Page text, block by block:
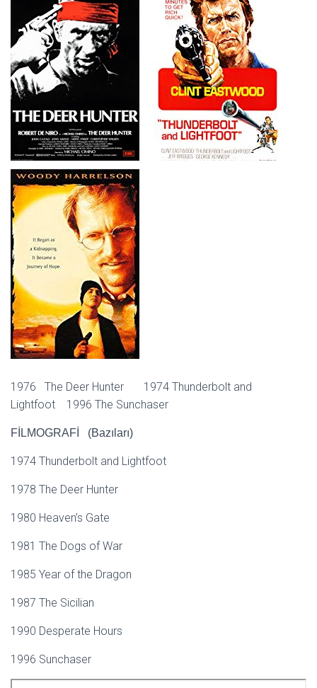
1976 The Deer Hunter 1974 Thunderbolt and
Lightfoot 1996 The Sunchaser
FİLMOGRAFİ (Bazıları)
1974 Thunderbolt and Lightfoot
1978 The Deer Hunter
1980 Heaven’s Gate
1981 The Dogs of War
1985 Year of the Dragon
1987 The Sicilian
1990 Desperate Hours
1996 Sunchaser